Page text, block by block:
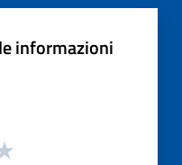
informazioni